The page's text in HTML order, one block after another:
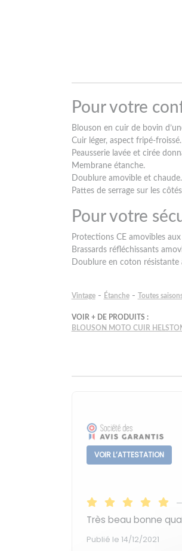
Pour votre
Blouson en cuir de bovin
Cuir léger, aspect fripé-froissé.
Peausserie lavée et cirée
Membrane étanche.
Doublure amovible et chaude.
Pattes de serrage sur les
Pour votre
Protections CE amovibles
Brassards réfléchissants
Doublure en coton résistante
Vintage - Étanche - Toutes
VOIR + DE PRODUITS :
BLOUSON MOTO CUIR
VOIR L’ATTESTATION
—
Très beau bonne
Publié le 14/12/2021